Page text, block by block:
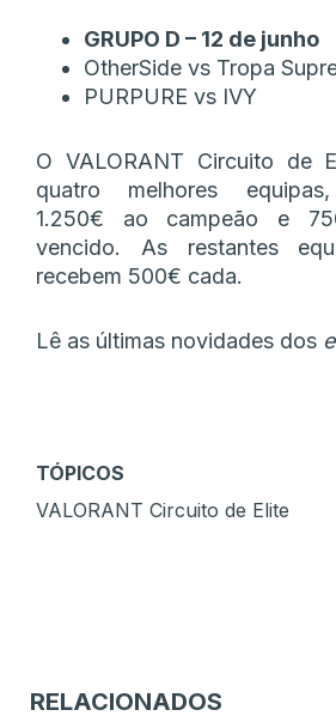
GRUPO D – 12 de junho
OtherSide vs Tropa
PURPURE vs IVY
O VALORANT Circuito de
quatro melhores
1.250€ ao campeão e
vencido. As restantes
recebem 500€ cada.
Lê as últimas novidades dos
TÓPICOS
VALORANT Circuito de Elite
RELACIONADOS